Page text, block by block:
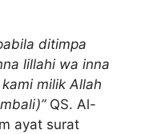
ditimpa
lillahi wa inna
kami milik Allah
QS. Al-
ayat surat